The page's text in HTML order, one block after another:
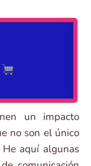
un impacto
no son el único
aquí algunas